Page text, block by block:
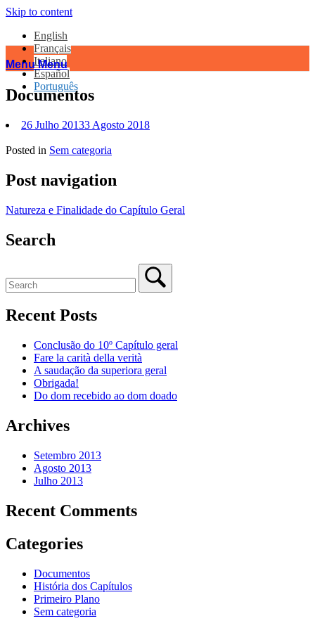
Skip to content
English
Français
Italiano
Español
Português
MenuMenu
Documentos
26 Julho 20133 Agosto 2018
Posted in Sem categoria
Post navigation
Natureza e Finalidade do Capítulo Geral
Search
Recent Posts
Conclusão do 10º Capítulo geral
Fare la carità della verità
A saudação da superiora geral
Obrigada!
Do dom recebido ao dom doado
Archives
Setembro 2013
Agosto 2013
Julho 2013
Recent Comments
Categories
Documentos
História dos Capítulos
Primeiro Plano
Sem categoria